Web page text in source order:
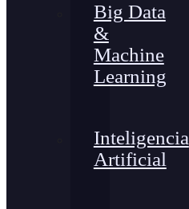
Big Data
&
Machine
Learning
Inteligencia
Artificial